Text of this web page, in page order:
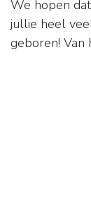
We hopen
jullie heel
geboren! Van